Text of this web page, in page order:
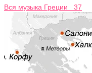
Вся музыка Греции 37